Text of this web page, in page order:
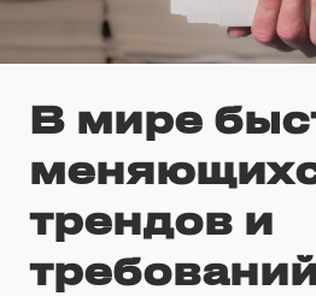
В мире
трендов и